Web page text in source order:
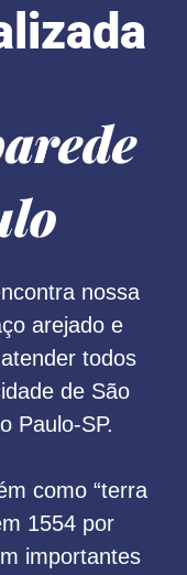
nossa
arejado e
todos
de São
Paulo-SP.
como “terra
1554 por
importantes